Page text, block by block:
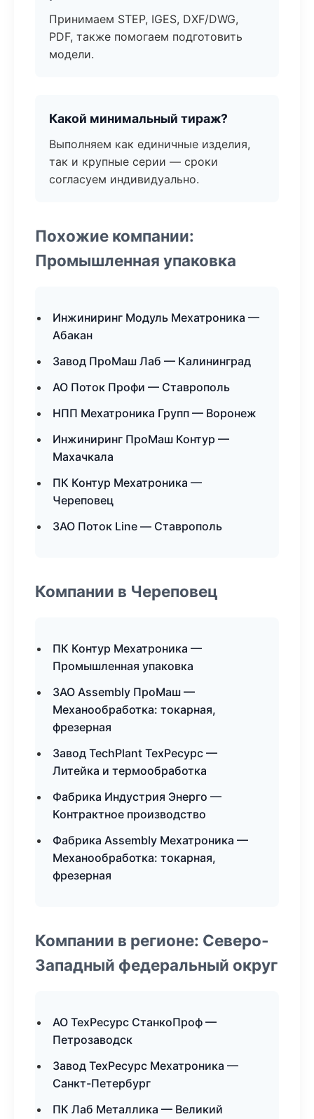
Принимаем STEP, IGES, DXF/DWG,
PDF, также помогаем подготовить
модели.
Какой минимальный тираж?
Выполняем как единичные изделия,
так и крупные серии — сроки
согласуем индивидуально.
Похожие компании:
Промышленная упаковка
Инжиниринг Модуль Мехатроника —
Абакан
Завод ПроМаш Лаб — Калининград
АО Поток Профи — Ставрополь
НПП Мехатроника Групп — Воронеж
Инжиниринг ПроМаш Контур —
Махачкала
ПК Контур Мехатроника —
Череповец
ЗАО Поток Line — Ставрополь
Компании в Череповец
ПК Контур Мехатроника —
Промышленная упаковка
ЗАО Assembly ПроМаш —
Механообработка: токарная,
фрезерная
Завод TechPlant ТехРесурс —
Литейка и термообработка
Фабрика Индустрия Энерго —
Контрактное производство
Фабрика Assembly Мехатроника —
Механообработка: токарная,
фрезерная
Компании в регионе: Северо-
Западный федеральный округ
АО ТехРесурс СтанкоПроф —
Петрозаводск
Завод ТехРесурс Мехатроника —
Санкт-Петербург
ПК Лаб Металлика — Великий